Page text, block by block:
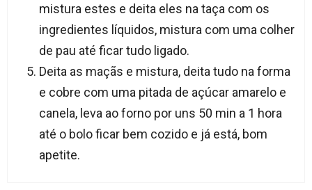
mistura estes e deita eles na taça com os
ingredientes líquidos, mistura com uma colher
de pau até ficar tudo ligado.
Deita as maçãs e mistura, deita tudo na forma
e cobre com uma pitada de açúcar amarelo e
canela, leva ao forno por uns 50 min a 1 hora
até o bolo ficar bem cozido e já está, bom
apetite.